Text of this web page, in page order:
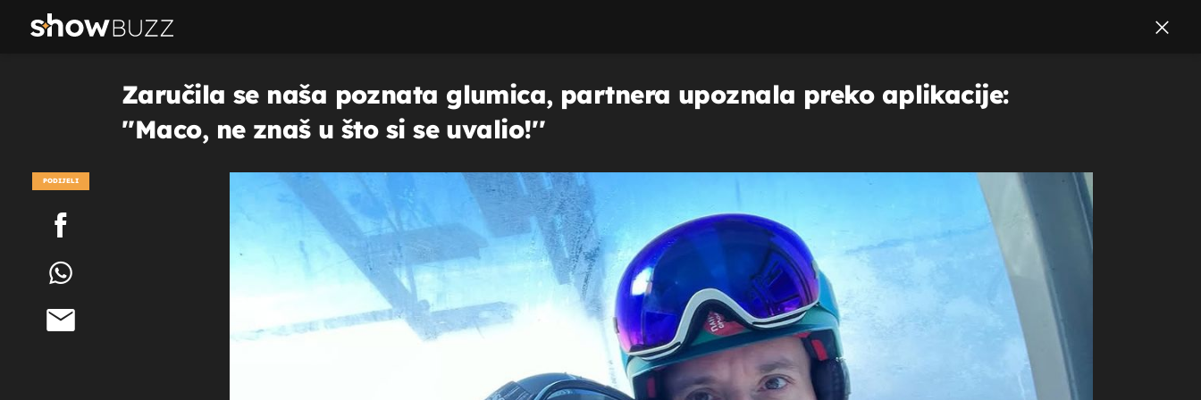
Zaručila se naša poznata glumica, partnera upoznala preko aplikacije:
''Maco, ne znaš u što si se uvalio!''
PODIJELI